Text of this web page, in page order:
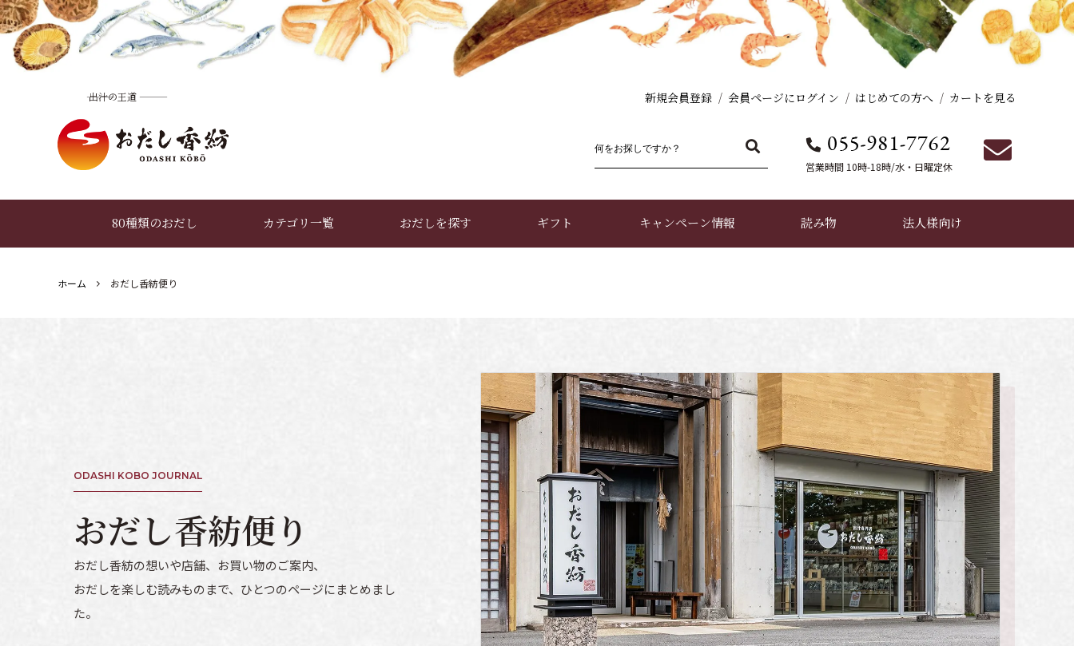
――― 出汁の王道 ――― 新規会員登録 会員ページにログイン はじめての方へ カートを見る
営業時間 10時-18時/水・日曜定休
80種類のおだし カテゴリ一覧
削り節・
本節・削り器
煮干し・
素干し・焼干し
昆布・海苔・海藻類 しいたけ
ふりかけ・
瓶もの
その他
(味噌など)
おだしを探す
食べるおだし 飲むおだし 離乳食向きおだし 幼児食向きおだし
減塩食向きおだし
おだしの時間
ギフト
えらべるギフト
(近日公開)
キャンペーン情報 読み物
おだし香紡便り
法人様向け
出張出汁講座 おだしコラボ募集
ホーム おだし香紡便り
ODASHI KOBO JOURNAL
おだし香紡便り
おだし香紡の想いや店舗、お買い物のご案内、
おだしを楽しむ読みものまで、ひとつのページにまとめまし
た。